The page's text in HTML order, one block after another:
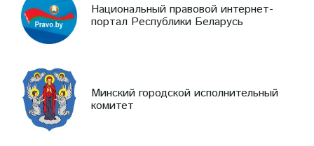
Национальный правовой интернет-
портал Республики Беларусь
Минский городской исполнительный
комитет